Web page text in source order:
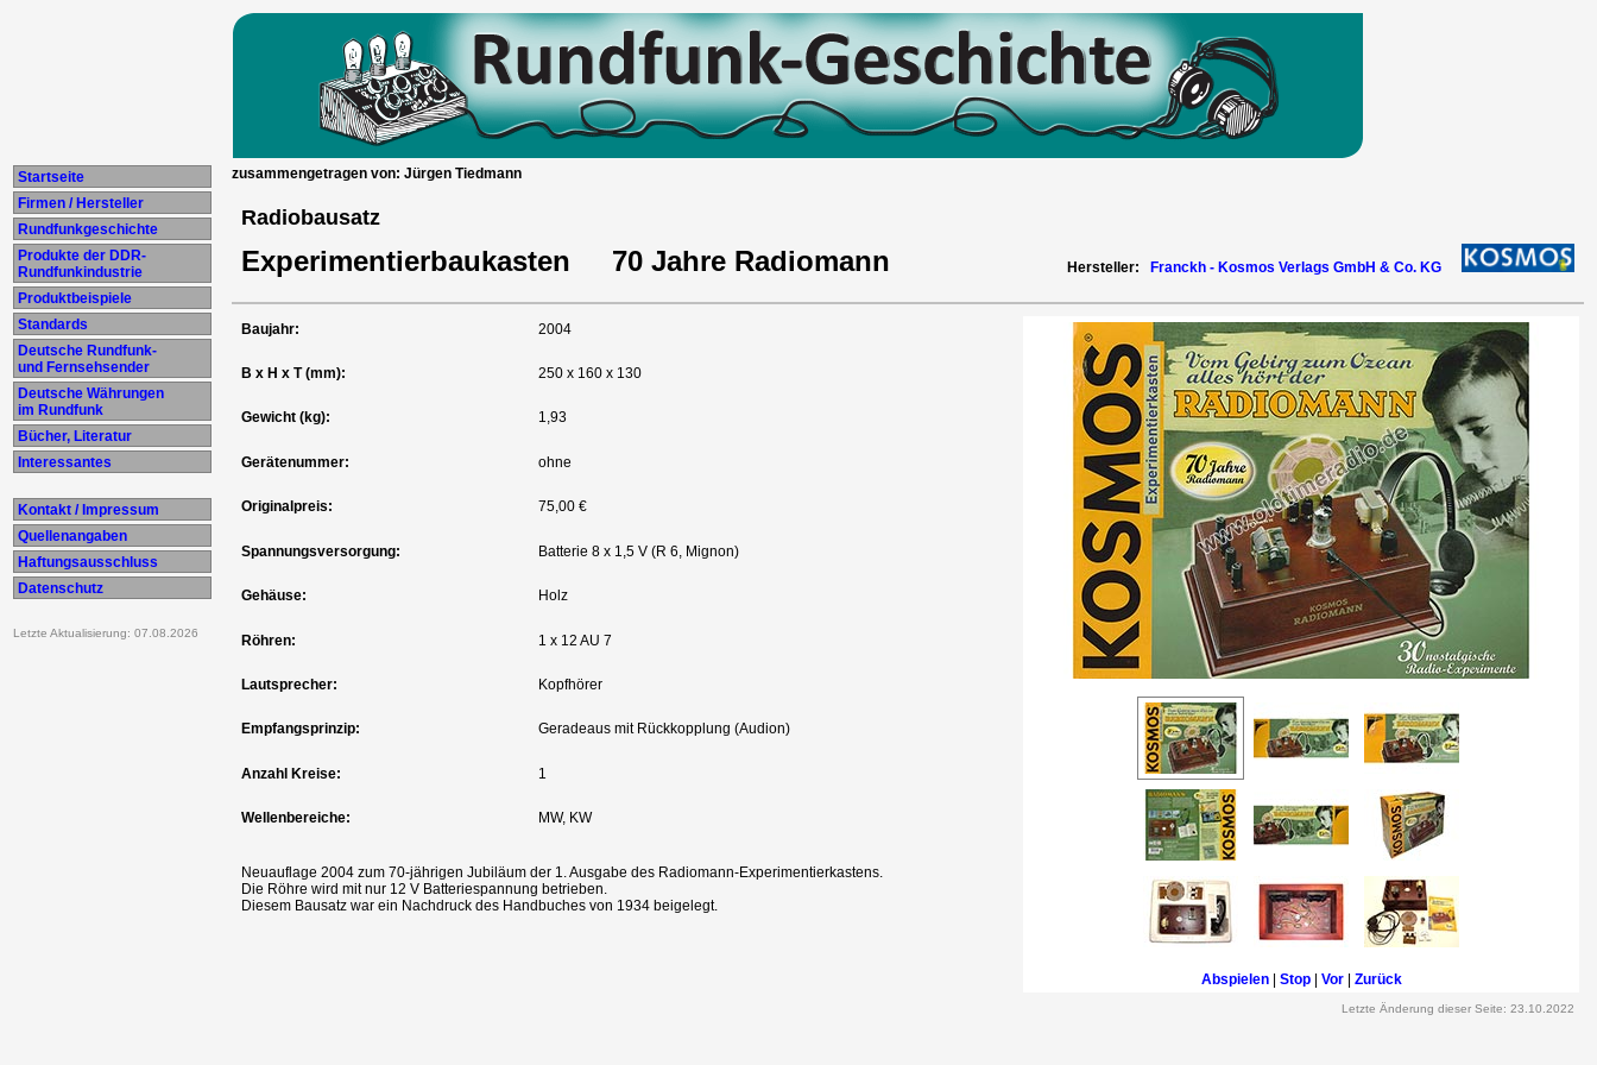
Startseite
Firmen / Hersteller
Rundfunkgeschichte
Produkte der DDR-
Rundfunkindustrie
Produktbeispiele
Standards
Deutsche Rundfunk-
und Fernsehsender
Deutsche Währungen
im Rundfunk
Bücher, Literatur
Interessantes
Kontakt / Impressum
Quellenangaben
Haftungsausschluss
Datenschutz
Letzte Aktualisierung: 07.08.2026
zusammengetragen von: Jürgen Tiedmann
Radiobausatz
Experimentierbaukasten 70 Jahre Radiomann Hersteller: Franckh - Kosmos Verlags GmbH & Co. KG
Baujahr: 2004
Abspielen| Stop| Vor| Zurück
B x H x T (mm): 250 x 160 x 130
Gewicht (kg): 1,93
Gerätenummer: ohne
Originalpreis: 75,00 €
Spannungsversorgung: Batterie 8 x 1,5 V (R 6, Mignon)
Gehäuse: Holz
Röhren: 1 x 12 AU 7
Lautsprecher: Kopfhörer
Empfangsprinzip: Geradeaus mit Rückkopplung (Audion)
Anzahl Kreise: 1
Wellenbereiche: MW, KW
Neuauflage 2004 zum 70-jährigen Jubiläum der 1. Ausgabe des Radiomann-Experimentierkastens.
Die Röhre wird mit nur 12 V Batteriespannung betrieben.
Diesem Bausatz war ein Nachdruck des Handbuches von 1934 beigelegt.
Letzte Änderung dieser Seite: 23.10.2022